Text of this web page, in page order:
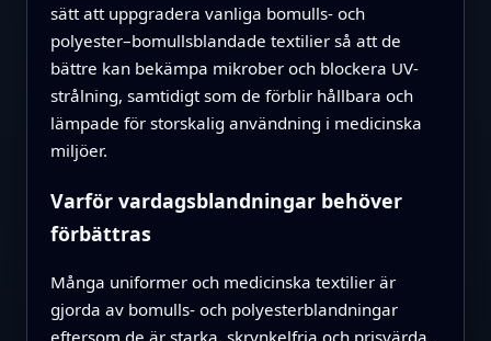
sätt att uppgradera vanliga bomulls- och
polyester–bomullsblandade textilier så att de
bättre kan bekämpa mikrober och blockera UV-
strålning, samtidigt som de förblir hållbara och
lämpade för storskalig användning i medicinska
miljöer.
Varför vardagsblandningar behöver
förbättras
Många uniformer och medicinska textilier är
gjorda av bomulls- och polyesterblandningar